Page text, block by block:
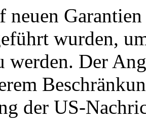
neuen
wurden,
werden. Der
der US-